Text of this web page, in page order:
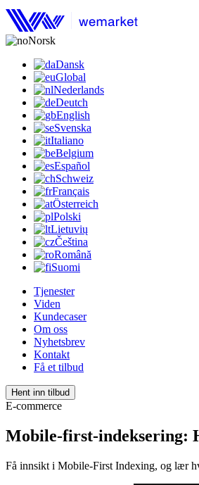
Norsk
Dansk
Global
Nederlands
Deutch
English
Svenska
Italiano
Belgium
Español
Schweiz
Français
Österreich
Polski
Lietuvių
Čeština
Română
Suomi
Tjenester
Viden
Kundecaser
Om oss
Nyhetsbrev
Kontakt
Få et tilbud
Hent inn tilbud
E-commerce
Mobile-first-indeksering:
Få innsikt i Mobile-First Indexing, og lær